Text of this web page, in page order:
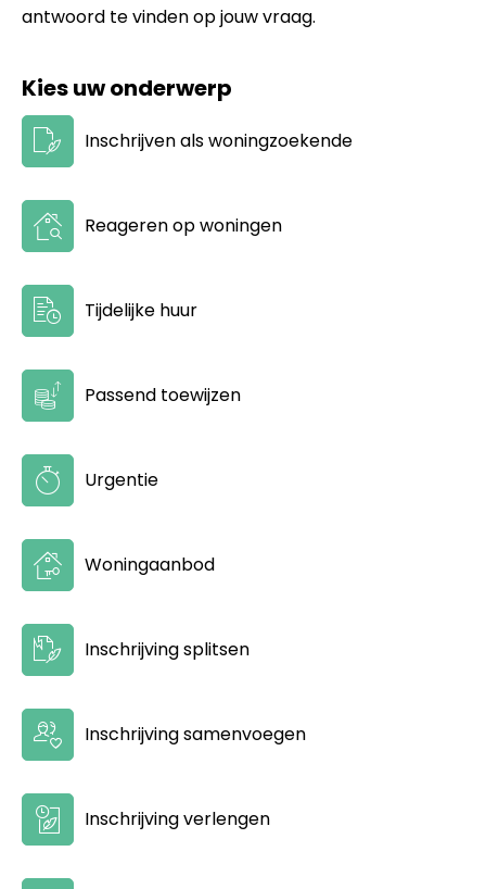
antwoord te vinden op jouw vraag.
Kies uw onderwerp
Inschrijven als woningzoekende
Reageren op woningen
Tijdelijke huur
Passend toewijzen
Urgentie
Woningaanbod
Inschrijving splitsen
Inschrijving samenvoegen
Inschrijving verlengen